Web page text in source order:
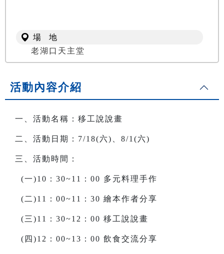
場 地
老湖口天主堂
活動內容介紹
一、活動名稱：移工說說畫
二、活動日期：7/18(六)、8/1(六)
三、活動時間：
(一)10：30~11：00 多元料理手作
(二)11：00~11：30 繪本作者分享
(三)11：30~12：00 移工說說畫
(四)12：00~13：00 飲食交流分享